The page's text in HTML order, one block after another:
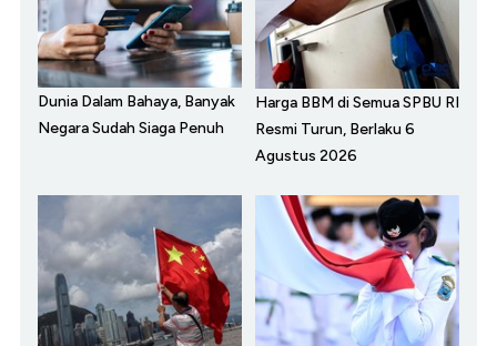
Dunia Dalam Bahaya, Banyak
Negara Sudah Siaga Penuh
Harga BBM di Semua SPBU RI
Resmi Turun, Berlaku 6
Agustus 2026